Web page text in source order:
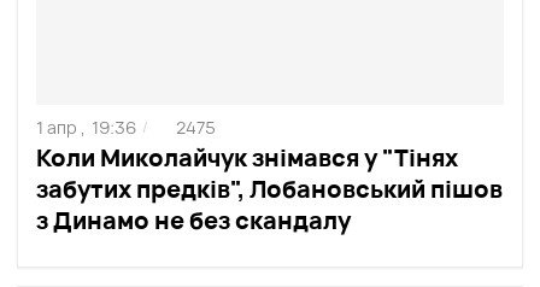
Коли Миколайчук знімався у "Тінях
забутих предків", Лобановський пішов
з Динамо не без скандалу
1 апр , 19:36 / 2475